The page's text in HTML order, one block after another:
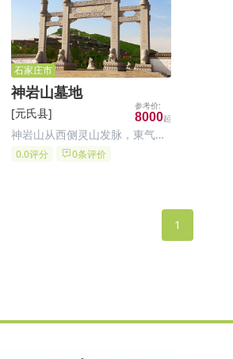
祖山之龙势。整个墓区环境遍布
苍松翠柏，春杏秋柿，令人怡
然。宽
石家庄市
神岩山墓地
[元氏县] 8000
神岩山从西侧灵山发脉，東气过
峡，穿珠过帐。背靠玉观音，左
武、观音坐。是一处难得的堪舆
0.0评分 0条评价
1